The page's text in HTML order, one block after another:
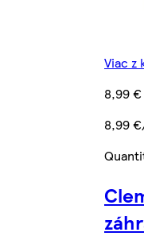
Viac z
8,99 €
8,99